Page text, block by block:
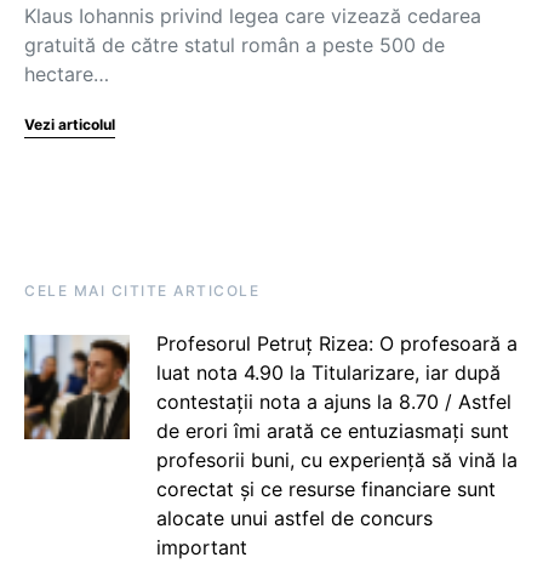
Klaus Iohannis privind legea care vizează cedarea
gratuită de către statul român a peste 500 de
hectare…
Vezi articolul
CELE MAI CITITE ARTICOLE
Profesorul Petruț Rizea: O profesoară a
luat nota 4.90 la Titularizare, iar după
contestații nota a ajuns la 8.70 / Astfel
de erori îmi arată ce entuziasmați sunt
profesorii buni, cu experiență să vină la
corectat și ce resurse financiare sunt
alocate unui astfel de concurs
important